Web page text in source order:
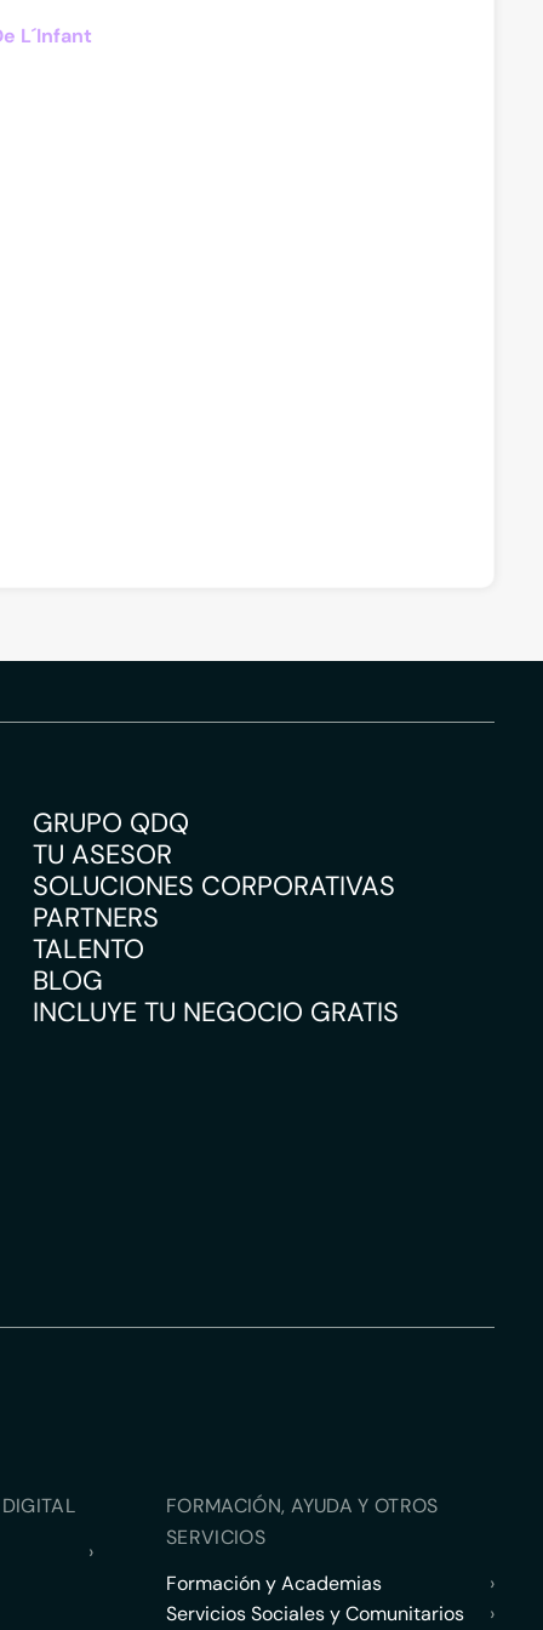
L´Infant
GRUPO QDQ
TU ASESOR
SOLUCIONES CORPORATIVAS
PARTNERS
TALENTO
BLOG
INCLUYE TU NEGOCIO GRATIS
›
FORMACIÓN, AYUDA Y OTROS
SERVICIOS
Formación y Academias
›
Servicios Sociales y Comunitarios
›